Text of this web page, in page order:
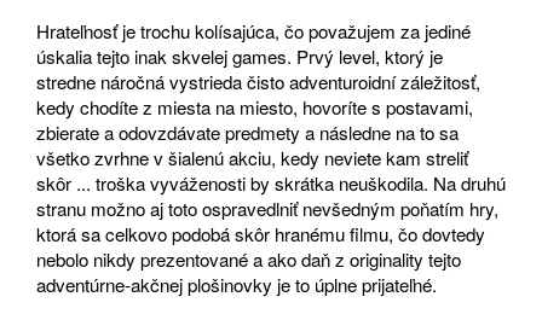
Hrateľnosť je trochu kolísajúca, čo považujem za jediné
úskalia tejto inak skvelej games. Prvý level, ktorý je
stredne náročná vystrieda čisto adventuroidní záležitosť,
kedy chodíte z miesta na miesto, hovoríte s postavami,
zbierate a odovzdávate predmety a následne na to sa
všetko zvrhne v šialenú akciu, kedy neviete kam streliť
skôr ... troška vyváženosti by skrátka neuškodila. Na druhú
stranu možno aj toto ospravedlniť nevšedným poňatím hry,
ktorá sa celkovo podobá skôr hranému filmu, čo dovtedy
nebolo nikdy prezentované a ako daň z originality tejto
adventúrne-akčnej plošinovky je to úplne prijateľné.